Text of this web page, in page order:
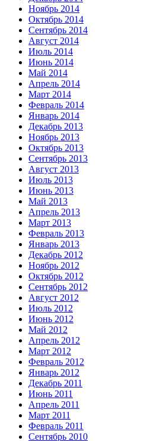
Ноябрь 2014
Октябрь 2014
Сентябрь 2014
Август 2014
Июль 2014
Июнь 2014
Май 2014
Апрель 2014
Март 2014
Февраль 2014
Январь 2014
Декабрь 2013
Ноябрь 2013
Октябрь 2013
Сентябрь 2013
Август 2013
Июль 2013
Июнь 2013
Май 2013
Апрель 2013
Март 2013
Февраль 2013
Январь 2013
Декабрь 2012
Ноябрь 2012
Октябрь 2012
Сентябрь 2012
Август 2012
Июль 2012
Июнь 2012
Май 2012
Апрель 2012
Март 2012
Февраль 2012
Январь 2012
Декабрь 2011
Июнь 2011
Апрель 2011
Март 2011
Февраль 2011
Сентябрь 2010